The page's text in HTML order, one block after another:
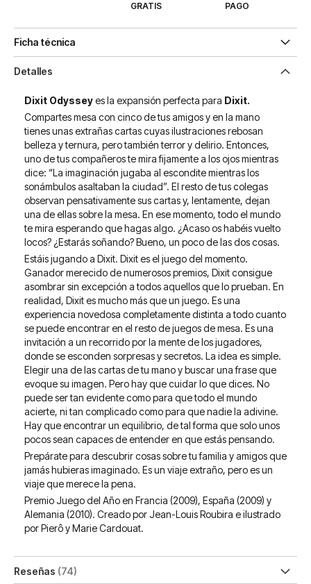
GRATIS PAGO
Ficha técnica
Detalles
Dixit Odysseyes la expansión perfecta para Dixit.
Compartes mesa con cinco de tus amigos y en la mano
tienes unas extrañas cartas cuyas ilustraciones rebosan
belleza y ternura, pero también terror y delirio. Entonces,
uno de tus compañeros te mira fijamente a los ojos mientras
dice: “La imaginación jugaba al escondite mientras los
sonámbulos asaltaban la ciudad”. El resto de tus colegas
observan pensativamente sus cartas y, lentamente, dejan
una de ellas sobre la mesa. En ese momento, todo el mundo
te mira esperando que hagas algo. ¿Acaso os habéis vuelto
locos? ¿Estarás soñando? Bueno, un poco de las dos cosas.
Estáis jugando a Dixit. Dixit es el juego del momento.
Ganador merecido de numerosos premios, Dixit consigue
asombrar sin excepción a todos aquellos que lo prueban. En
realidad, Dixit es mucho más que un juego. Es una
experiencia novedosa completamente distinta a todo cuanto
se puede encontrar en el resto de juegos de mesa. Es una
invitación a un recorrido por la mente de los jugadores,
donde se esconden sorpresas y secretos. La idea es simple.
Elegir una de las cartas de tu mano y buscar una frase que
evoque su imagen. Pero hay que cuidar lo que dices. No
puede ser tan evidente como para que todo el mundo
acierte, ni tan complicado como para que nadie la adivine.
Hay que encontrar un equilibrio, de tal forma que solo unos
pocos sean capaces de entender en que estás pensando.
Prepárate para descubrir cosas sobre tu familia y amigos que
jamás hubieras imaginado. Es un viaje extraño, pero es un
viaje que merece la pena.
Premio Juego del Año en Francia (2009), España (2009) y
Alemania (2010). Creado por Jean-Louis Roubira e ilustrado
por Pierô y Marie Cardouat.
Reseñas 74